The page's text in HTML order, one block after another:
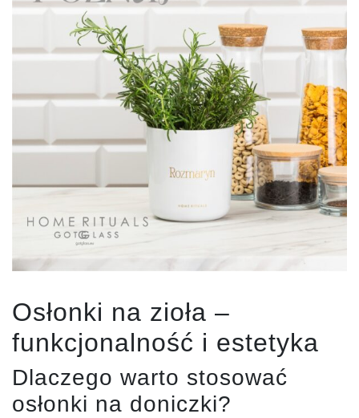
Osłonki na zioła –
funkcjonalność i estetyka
Dlaczego warto stosować
osłonki na doniczki?